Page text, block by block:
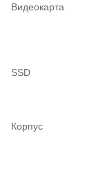
Видеокарта
SSD
Корпус